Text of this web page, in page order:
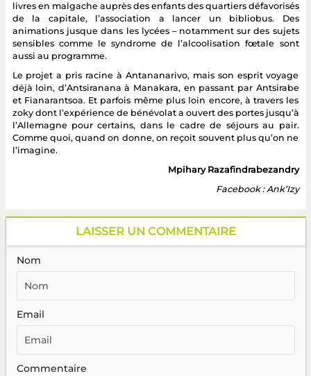
livres en malgache auprès des enfants des quartiers défavorisés
de la capitale, l’association a lancer un bibliobus. Des
animations jusque dans les lycées – notamment sur des sujets
sensibles comme le syndrome de l’alcoolisation fœtale sont
aussi au programme.
Le projet a pris racine à Antananarivo, mais son esprit voyage
déjà loin, d’Antsiranana à Manakara, en passant par Antsirabe
et Fianarantsoa. Et parfois même plus loin encore, à travers les
zoky dont l’expérience de bénévolat a ouvert des portes jusqu’à
l’Allemagne pour certains, dans le cadre de séjours au pair.
Comme quoi, quand on donne, on reçoit souvent plus qu’on ne
l’imagine.
Mpihary Razafindrabezandry
Facebook : Ank’Izy
LAISSER UN COMMENTAIRE
Nom
Email
Commentaire